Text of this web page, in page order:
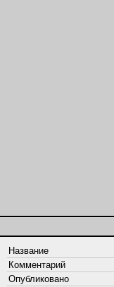
Название
Комментарий
Опубликовано